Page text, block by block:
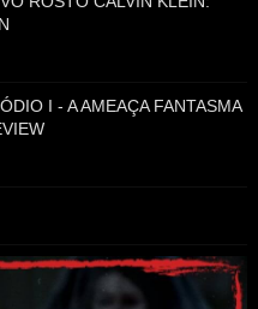
I - A AMEAÇA FANTASMA